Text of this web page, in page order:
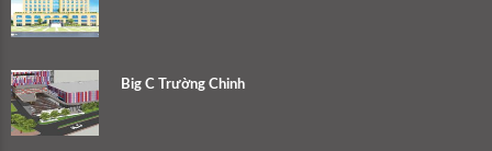
Big C Trường Chinh